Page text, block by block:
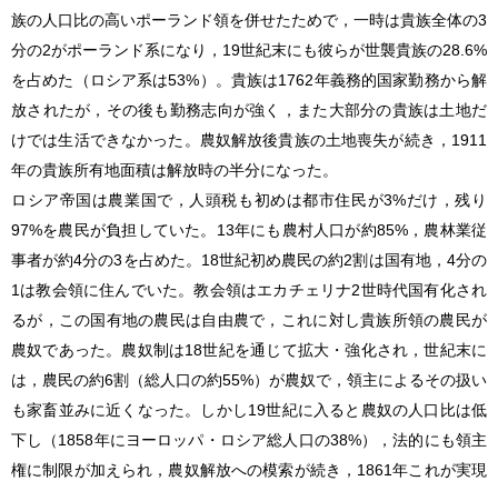
族の人口比の高いポーランド領を併せたためで，一時は貴族全体の3
分の2がポーランド系になり，19世紀末にも彼らが世襲貴族の28.6%
を占めた（ロシア系は53%）。貴族は1762年義務的国家勤務から解
放されたが，その後も勤務志向が強く，また大部分の貴族は土地だ
けでは生活できなかった。農奴解放後貴族の土地喪失が続き，1911
年の貴族所有地面積は解放時の半分になった。
ロシア帝国は農業国で，人頭税も初めは都市住民が3%だけ，残り
97%を農民が負担していた。13年にも農村人口が約85%，農林業従
事者が約4分の3を占めた。18世紀初め農民の約2割は国有地，4分の
1は教会領に住んでいた。教会領はエカチェリナ2世時代国有化され
るが，この国有地の農民は自由農で，これに対し貴族所領の農民が
農奴であった。農奴制は18世紀を通じて拡大・強化され，世紀末に
は，農民の約6割（総人口の約55%）が農奴で，領主によるその扱い
も家畜並みに近くなった。しかし19世紀に入ると農奴の人口比は低
下し（1858年にヨーロッパ・ロシア総人口の38%），法的にも領主
権に制限が加えられ，農奴解放への模索が続き，1861年これが実現